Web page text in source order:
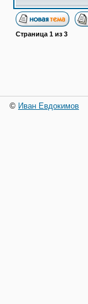
Страница 1 из 3
© Иван Евдокимов